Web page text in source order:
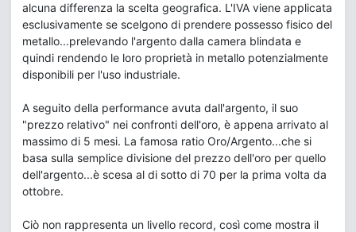
alcuna differenza la scelta geografica. L'IVA viene applicata
esclusivamente se scelgono di prendere possesso fisico del
metallo...prelevando l'argento dalla camera blindata e
quindi rendendo le loro proprietà in metallo potenzialmente
disponibili per l'uso industriale.
A seguito della performance avuta dall'argento, il suo
"prezzo relativo" nei confronti dell'oro, è appena arrivato al
massimo di 5 mesi. La famosa ratio Oro/Argento...che si
basa sulla semplice divisione del prezzo dell'oro per quello
dell'argento...è scesa al di sotto di 70 per la prima volta da
ottobre.
Ciò non rappresenta un livello record, così come mostra il